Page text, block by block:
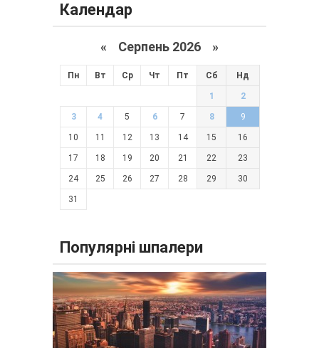
Календар
« Серпень 2026 »
Пн Вт Ср Чт Пт Сб Нд
1 2
3 4 5 6 7 8 9
10 11 12 13 14 15 16
17 18 19 20 21 22 23
24 25 26 27 28 29 30
31
Популярні шпалери